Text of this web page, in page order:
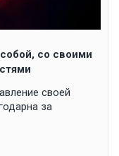
со своими
своей
за